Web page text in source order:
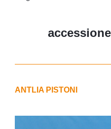
ANTLIA PISTONI